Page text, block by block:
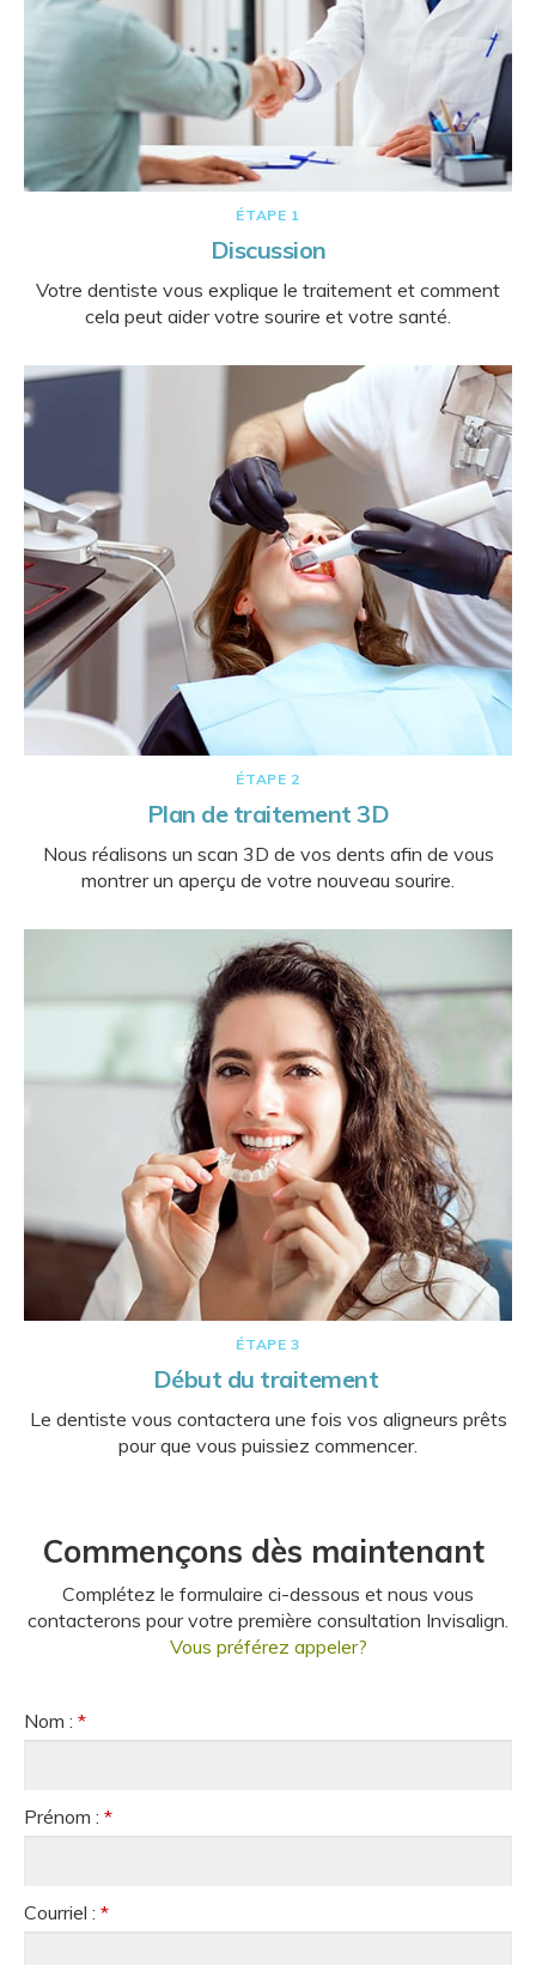
ÉTAPE 1
Discussion
Votre dentiste vous explique le traitement et comment
cela peut aider votre sourire et votre santé.
ÉTAPE 2
Plan de traitement 3D
Nous réalisons un scan 3D de vos dents afin de vous
montrer un aperçu de votre nouveau sourire.
ÉTAPE 3
Début du traitement
Le dentiste vous contactera une fois vos aligneurs prêts
pour que vous puissiez commencer.
Commençons dès maintenant
Complétez le formulaire ci-dessous et nous vous
contacterons pour votre première consultation Invisalign.
Vous préférez appeler?
Nom : *
Prénom : *
Courriel : *